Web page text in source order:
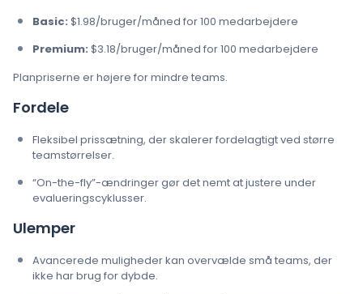
Basic: $1.98/bruger/måned for 100 medarbejdere
Premium: $3.18/bruger/måned for 100 medarbejdere
Planpriserne er højere for mindre teams.
Fordele
Fleksibel prissætning, der skalerer fordelagtigt ved større
teamstørrelser.
“On-the-fly”-ændringer gør det nemt at justere under
evalueringscyklusser.
Ulemper
Avancerede muligheder kan overvælde små teams, der
ikke har brug for dybde.